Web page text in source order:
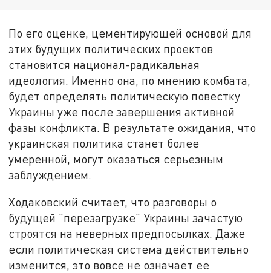
По его оценке, цементирующей основой для
этих будущих политических проектов
становится национал-радикальная
идеология. Именно она, по мнению комбата,
будет определять политическую повестку
Украины уже после завершения активной
фазы конфликта. В результате ожидания, что
украинская политика станет более
умеренной, могут оказаться серьезным
заблуждением.
Ходаковский считает, что разговоры о
будущей "перезагрузке" Украины зачастую
строятся на неверных предпосылках. Даже
если политическая система действительно
изменится, это вовсе не означает ее